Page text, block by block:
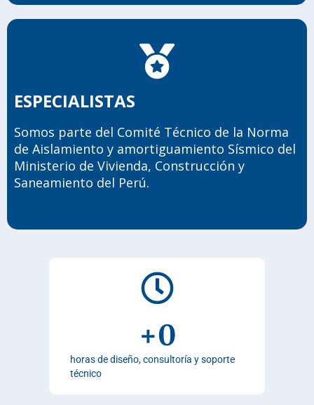
ESPECIALISTAS
Somos parte del Comité Técnico de la Norma
de Aislamiento y amortiguamiento Sísmico del
Ministerio de Vivienda, Construcción y
Saneamiento del Perú.
horas de diseño, consultoría y soporte
técnico
+0